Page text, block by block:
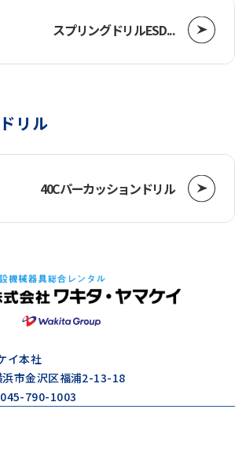
スプリングドリルESD...
リル
40Cパーカッションドリル
イ本社
浜市金沢区福浦2-13-18
045-790-1003